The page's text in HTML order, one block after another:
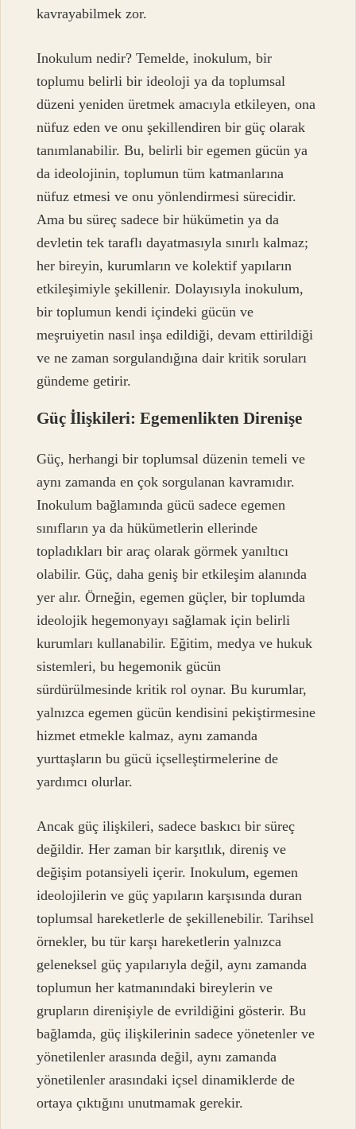
kavrayabilmek zor.
Inokulum nedir? Temelde, inokulum, bir
toplumu belirli bir ideoloji ya da toplumsal
düzeni yeniden üretmek amacıyla etkileyen, ona
nüfuz eden ve onu şekillendiren bir güç olarak
tanımlanabilir. Bu, belirli bir egemen gücün ya
da ideolojinin, toplumun tüm katmanlarına
nüfuz etmesi ve onu yönlendirmesi sürecidir.
Ama bu süreç sadece bir hükümetin ya da
devletin tek taraflı dayatmasıyla sınırlı kalmaz;
her bireyin, kurumların ve kolektif yapıların
etkileşimiyle şekillenir. Dolayısıyla inokulum,
bir toplumun kendi içindeki gücün ve
meşruiyetin nasıl inşa edildiği, devam ettirildiği
ve ne zaman sorgulandığına dair kritik soruları
gündeme getirir.
Güç İlişkileri: Egemenlikten Direnişe
Güç, herhangi bir toplumsal düzenin temeli ve
aynı zamanda en çok sorgulanan kavramıdır.
Inokulum bağlamında gücü sadece egemen
sınıfların ya da hükümetlerin ellerinde
topladıkları bir araç olarak görmek yanıltıcı
olabilir. Güç, daha geniş bir etkileşim alanında
yer alır. Örneğin, egemen güçler, bir toplumda
ideolojik hegemonyayı sağlamak için belirli
kurumları kullanabilir. Eğitim, medya ve hukuk
sistemleri, bu hegemonik gücün
sürdürülmesinde kritik rol oynar. Bu kurumlar,
yalnızca egemen gücün kendisini pekiştirmesine
hizmet etmekle kalmaz, aynı zamanda
yurttaşların bu gücü içselleştirmelerine de
yardımcı olurlar.
Ancak güç ilişkileri, sadece baskıcı bir süreç
değildir. Her zaman bir karşıtlık, direniş ve
değişim potansiyeli içerir. Inokulum, egemen
ideolojilerin ve güç yapıların karşısında duran
toplumsal hareketlerle de şekillenebilir. Tarihsel
örnekler, bu tür karşı hareketlerin yalnızca
geleneksel güç yapılarıyla değil, aynı zamanda
toplumun her katmanındaki bireylerin ve
grupların direnişiyle de evrildiğini gösterir. Bu
bağlamda, güç ilişkilerinin sadece yönetenler ve
yönetilenler arasında değil, aynı zamanda
yönetilenler arasındaki içsel dinamiklerde de
ortaya çıktığını unutmamak gerekir.